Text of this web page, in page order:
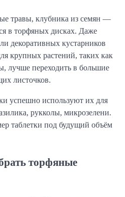
травы, клубника из семян —
в торфяных дисках. Даже
декоративных кустарников
крупных растений, таких как
лучше переходить в большие
листочков.
успешно используют их для
рукколы, микрозелени.
таблетки под будущий объём
торфяные